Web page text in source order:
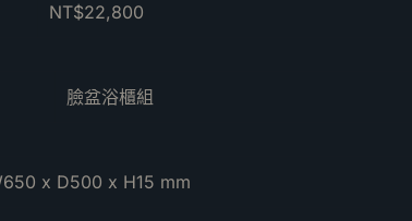
NT$22,800
臉盆浴櫃組
x D500 x H15 mm